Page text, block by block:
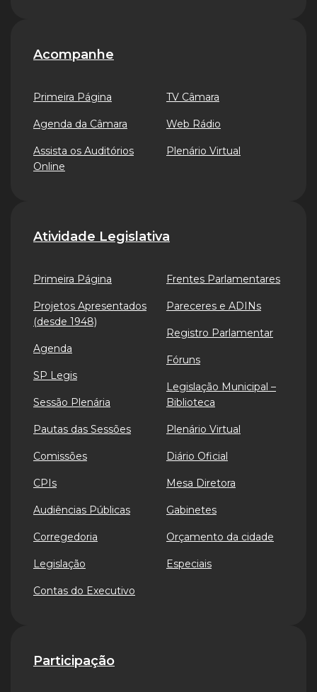
Acompanhe
Primeira Página
Agenda da Câmara
Assista os Auditórios
Online
TV Câmara
Web Rádio
Plenário Virtual
Atividade Legislativa
Primeira Página
Projetos Apresentados
(desde 1948)
Agenda
SP Legis
Sessão Plenária
Pautas das Sessões
Comissões
CPIs
Audiências Públicas
Corregedoria
Legislação
Contas do Executivo
Frentes Parlamentares
Pareceres e ADINs
Registro Parlamentar
Fóruns
Legislação Municipal –
Biblioteca
Plenário Virtual
Diário Oficial
Mesa Diretora
Gabinetes
Orçamento da cidade
Especiais
Participação